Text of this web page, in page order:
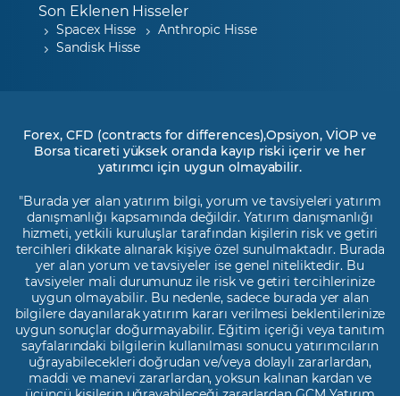
Son Eklenen Hisseler
Spacex Hisse
Anthropic Hisse
Sandisk Hisse
Forex, CFD (contracts for differences),Opsiyon, VİOP ve
Borsa ticareti yüksek oranda kayıp riski içerir ve her
yatırımcı için uygun olmayabilir.
"Burada yer alan yatırım bilgi, yorum ve tavsiyeleri yatırım
danışmanlığı kapsamında değildir. Yatırım danışmanlığı
hizmeti, yetkili kuruluşlar tarafından kişilerin risk ve getiri
tercihleri dikkate alınarak kişiye özel sunulmaktadır. Burada
yer alan yorum ve tavsiyeler ise genel niteliktedir. Bu
tavsiyeler mali durumunuz ile risk ve getiri tercihlerinize
uygun olmayabilir. Bu nedenle, sadece burada yer alan
bilgilere dayanılarak yatırım kararı verilmesi beklentilerinize
uygun sonuçlar doğurmayabilir. Eğitim içeriği veya tanıtım
sayfalarındaki bilgilerin kullanılması sonucu yatırımcıların
uğrayabilecekleri doğrudan ve/veya dolaylı zararlardan,
maddi ve manevi zararlardan, yoksun kalınan kardan ve